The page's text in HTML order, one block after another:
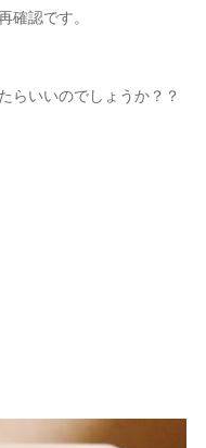
確認です。
らいいのでしょうか？？